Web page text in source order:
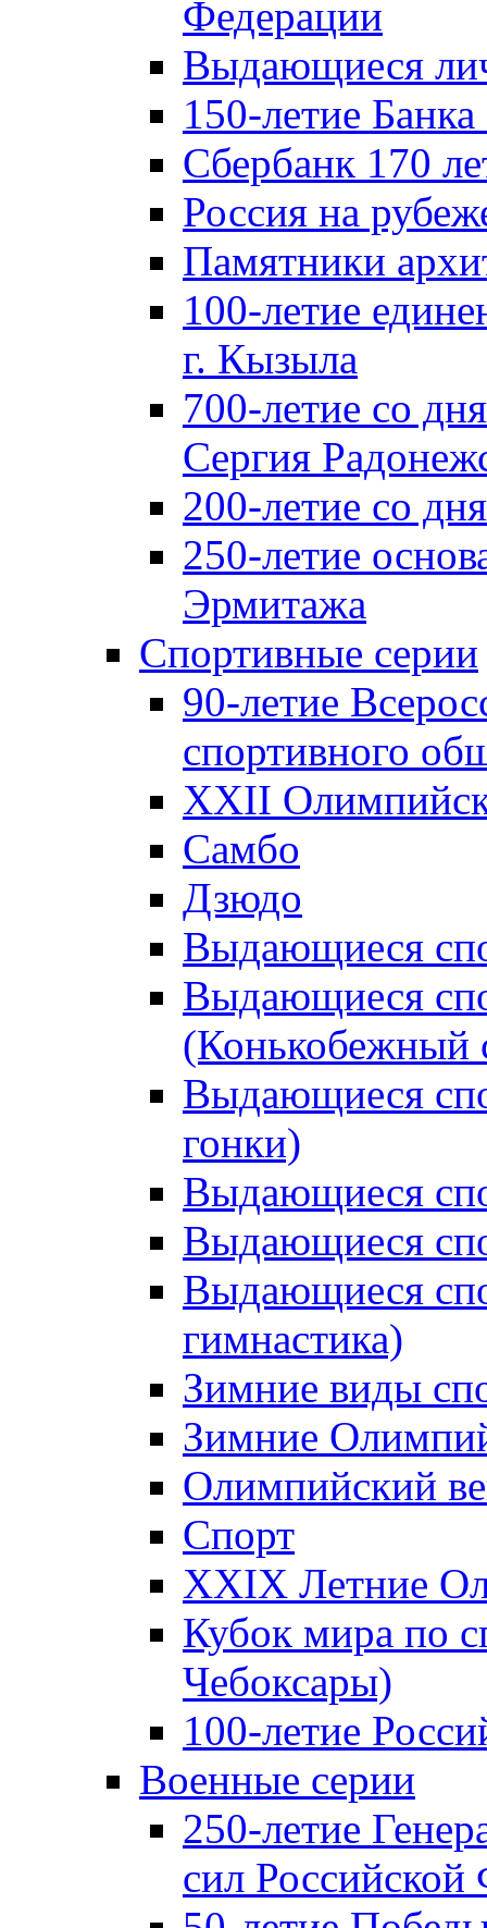
Федерации
Выдающиеся
150-летие
Сбербанк 170
Россия на
Памятники
100-летие
г. Кызыла
700-летие со
Сергия
200-летие со
250-летие
Эрмитажа
Спортивные серии
90-летие
спортивного
XXII
Самбо
Дзюдо
Выдающиеся
Выдающиеся
(Конькобежный
Выдающиеся
гонки)
Выдающиеся
Выдающиеся
Выдающиеся
гимнастика)
Зимние виды
Зимние
Олимпийский
Спорт
XXIX Летние
Кубок мира по
Чебоксары)
100-летие
Военные серии
250-летие
сил Российской